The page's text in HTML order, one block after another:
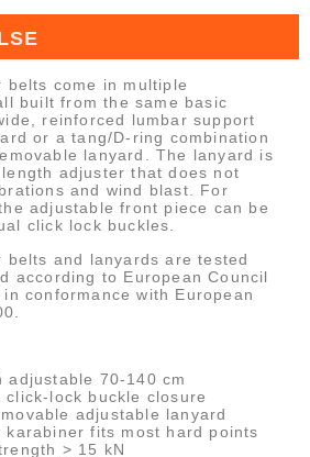
belts come in multiple
built from the same basic
reinforced lumbar support
or a tang/D-ring combination
lanyard. The lanyard is
adjuster that does not
and wind blast. For
adjustable front piece can be
click lock buckles.
belts and lanyards are tested
according to European Council
conformance with European
adjustable 70-140 cm
click-lock buckle closure
adjustable lanyard
karabiner fits most hard points
> 15 kN